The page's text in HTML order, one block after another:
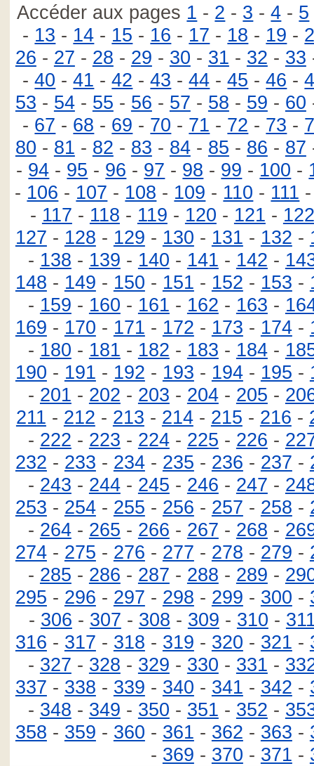
Accéder aux pages 1 - 2 - 3 -4 - 5
- 13 - 14 - 15 - 16 - 17 - 18 - 19 -
26 - 27 - 28 - 29 - 30 - 31 - 32 - 33
-40 -41 -42 -43 -44 -45 -46 -
53 - 54- 55 - 56 - 57 - 58 - 59 - 60
- 67 - 68 - 69 - 70 - 71 - 72 - 73 -
80 - 81 - 82 - 83 - 84- 85 - 86 - 87
- 94 - 95 - 96 - 97 - 98 - 99 - 100 -
- 106 - 107 - 108 - 109 - 110 - 111
- 117 - 118 - 119 - 120 - 121 - 122
127 - 128 - 129 - 130 - 131 - 132 -
- 138 - 139 - 140 - 141 - 142 -
148 - 149 - 150 - 151 - 152 - 153 -
- 159 - 160 - 161 - 162 - 163 -
169 - 170 - 171 - 172 - 173 - 174-
- 180 - 181 - 182 - 183 - 184-
190 - 191 - 192 - 193 - 194- 195 -
- 201 - 202 - 203 - 204- 205 -
211 - 212 - 213 - 214- 215 - 216 -
- 222 - 223 - 224- 225 - 226 -
232 - 233 - 234- 235 - 236 - 237 -
- 243 - 244- 245 - 246 - 247 -
253 - 254- 255 - 256 - 257 - 258 -
- 264- 265 - 266 - 267 - 268 -
274- 275 - 276 - 277 - 278 - 279 -
- 285 - 286 - 287 - 288 - 289 -
295 - 296 - 297 - 298 - 299 - 300 -
- 306 - 307 - 308 - 309 - 310 -
316 - 317 - 318 - 319 - 320 - 321 -
- 327 - 328 - 329 - 330 - 331 -
337 - 338 - 339 - 340 - 341 - 342 -
- 348 - 349 - 350 - 351 - 352 -
358 - 359 - 360 - 361 - 362 - 363 -
- 369 - 370 - 371 -